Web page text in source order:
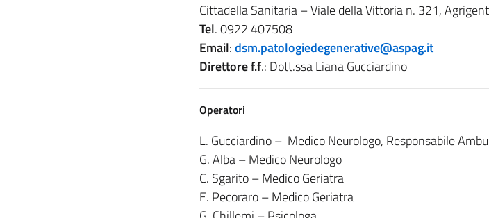
Cittadella Sanitaria – Viale della Vittoria n. 321,
Tel. 0922 407508
Email:dsm.patologiedegenerative@aspag.it
Direttore f.f.: Dott.ssa Liana Gucciardino
Operatori
L. Gucciardino – Medico Neurologo, Responsabile
G. Alba – Medico Neurologo
C. Sgarito – Medico Geriatra
E. Pecoraro – Medico Geriatra